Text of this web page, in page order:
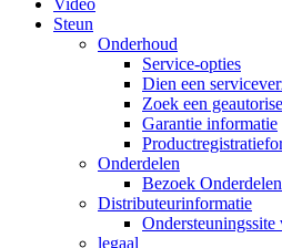
Video
Steun
Onderhoud
Service-opties
Dien een
Zoek een
Garantie informatie
Onderdelen
Bezoek
Distributeurinformatie
legaal